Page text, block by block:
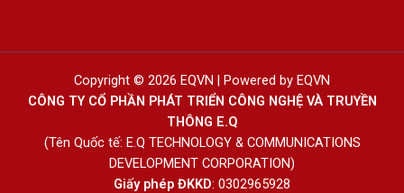
Copyright © 2026 EQVN | Powered by EQVN
CÔNG TY CỔ PHẦN PHÁT TRIỂN CÔNG NGHỆ VÀ TRUYỀN
THÔNG E.Q
(Tên Quốc tế: E.Q TECHNOLOGY & COMMUNICATIONS
DEVELOPMENT CORPORATION)
Giấy phép ĐKKD: 0302965928